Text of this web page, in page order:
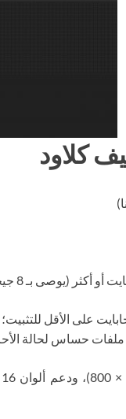
كلاود
على القرص الثابت تبلغ 4
ملفات حساس لحالة